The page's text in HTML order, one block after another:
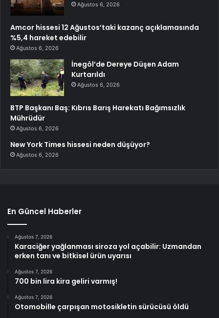
Ağustos 6, 2026
Amcor hissesi 12 Ağustos’taki kazanç açıklamasında
%5,4 hareket edebilir
Ağustos 6, 2026
İnegöl’de Dereye Düşen Adam
Kurtarıldı
Ağustos 6, 2026
BTP Başkanı Baş: Kıbrıs Barış Harekatı Bağımsızlık
Mührüdür
Ağustos 6, 2026
New York Times hissesi neden düşüyor?
Ağustos 6, 2026
En Güncel Haberler
Ağustos 7, 2026
Karaciğer yağlanması siroza yol açabilir: Uzmandan
erken tanı ve bitkisel ürün uyarısı
Ağustos 7, 2026
700 bin lira kira geliri varmış!
Ağustos 7, 2026
Otomobille çarpışan motosikletin sürücüsü öldü